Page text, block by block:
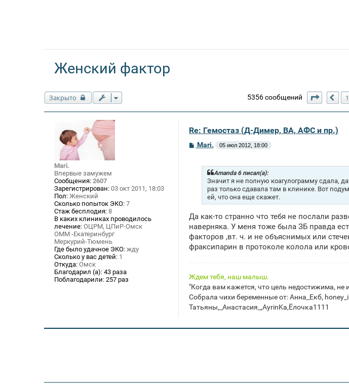
Женский фактор
Закрыто 5356 сообщений Страница
1
Mari.
Впервые замужем
Сообщения: 2607
Зарегистрирован: 03 окт 2011, 18:03
Пол: Женский
Сколько попыток ЭКО: 7
Стаж бесплодия: 8
В каких клиниках проводилось
лечение: ОЦРМ, ЦПиР-Омск
ОММ -Екатеринбург
Меркурий-Тюмень
Где было удачное ЭКО: жду
Сколько у вас детей: 1
Откуда: Омск
Благодарил (а): 43 раза
Поблагодарили: 257 раз
Re: Гемостаз (Д-Димер, ВА, АФС и пр.)
СMari. 05 июл 2012, 18:00
Amanda 6 писал(а):
Значит я не полную коагулограмму сдала,
раз только сдавала там в клинике. Вот
ей, что она еще скажет.
Да как-то странно что тебя не послали
наверняка. У меня тоже была ЗБ правда
факторов ,вт. ч. и не объяснимых или
фраксипарин в протоколе колола или
Ждем тебя, наш малыш.
"Когда вам кажется, что цель недостижима, не
Собрала чихи беременные от: Анна_Екб,
Татьяны,_Анастасия_,AyrinKa,Ёлочка1111